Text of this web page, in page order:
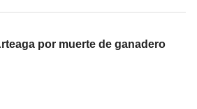
por muerte de ganadero